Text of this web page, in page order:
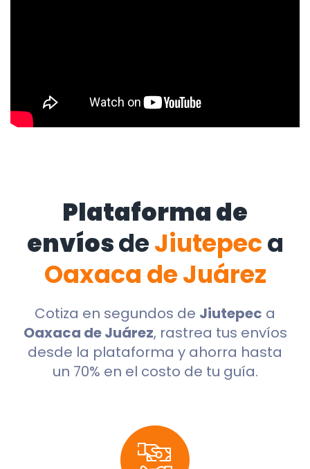
Plataforma de
envíosdeJiutepeca
Oaxaca de Juárez
Cotiza en segundos de Jiutepec a
Oaxaca de Juárez, rastrea tus envíos
desde la plataforma y ahorra hasta
un 70% en el costo de tu guía.